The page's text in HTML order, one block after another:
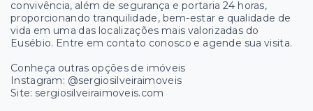
convivência, além de segurança e portaria 24 horas,
proporcionando tranquilidade, bem-estar e qualidade de
vida em uma das localizações mais valorizadas do
Eusébio. Entre em contato conosco e agende sua visita.
Conheça outras opções de imóveis
Instagram: @sergiosilveiraimoveis
Site: sergiosilveiraimoveis.com